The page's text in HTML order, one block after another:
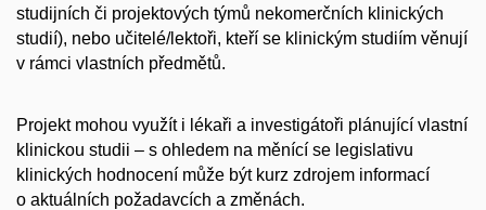
studijních či projektových týmů nekomerčních klinických
studií), nebo učitelé/lektoři, kteří se klinickým studiím věnují
v rámci vlastních předmětů.
Projekt mohou využít i lékaři a investigátoři plánující vlastní
klinickou studii – s ohledem na měnící se legislativu
klinických hodnocení může být kurz zdrojem informací
o aktuálních požadavcích a změnách.